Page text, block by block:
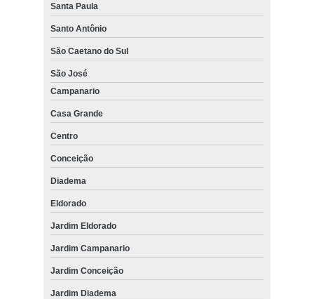
Santa Paula
Santo Antônio
São Caetano do Sul
São José
Campanario
Casa Grande
Centro
Conceição
Diadema
Eldorado
Jardim Eldorado
Jardim Campanario
Jardim Conceição
Jardim Diadema